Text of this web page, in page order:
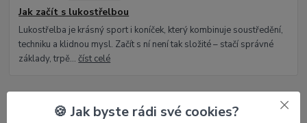
Jak začít s lukostřelbou
Lukostřelba je krásný sport i koníček, který kombinuje soustředění,
techniku a klidnou mysl. Začít s ní není tak složité – stačí správné
základy, trpě...číst celé
Zobrazit všechny články
🍪 Jak byste rádi své cookies?